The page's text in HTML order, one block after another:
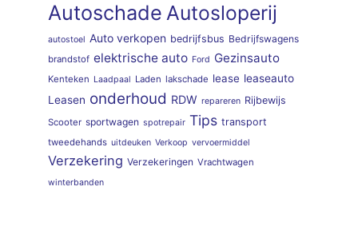
Autoschade Autosloperij
autostoel Auto verkopen bedrijfsbus Bedrijfswagens
brandstof elektrische auto Ford Gezinsauto
Kenteken Laadpaal Laden lakschade lease leaseauto
Leasen onderhoud RDW repareren Rijbewijs
Scooter sportwagen spotrepair Tips transport
tweedehands uitdeuken Verkoop vervoermiddel
Verzekering Verzekeringen Vrachtwagen
winterbanden